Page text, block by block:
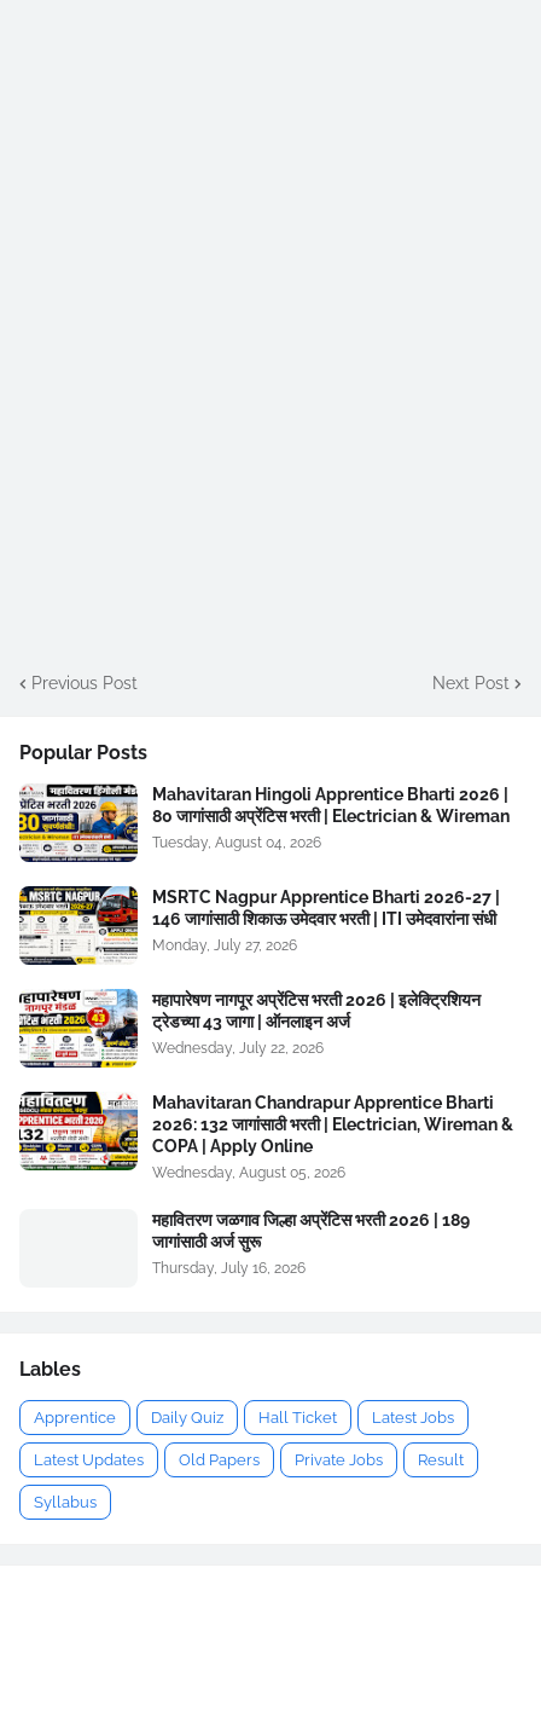
Previous Post Next Post
Popular Posts
Mahavitaran Hingoli Apprentice Bharti 2026 |
80 जागांसाठी अप्रेंटिस भरती | Electrician & Wireman
Tuesday, August 04, 2026
MSRTC Nagpur Apprentice Bharti 2026-27 |
146 जागांसाठी शिकाऊ उमेदवार भरती | ITI उमेदवारांना संधी
Monday, July 27, 2026
महापारेषण नागपूर अप्रेंटिस भरती 2026 | इलेक्ट्रिशियन
ट्रेडच्या 43 जागा | ऑनलाइन अर्ज
Wednesday, July 22, 2026
Mahavitaran Chandrapur Apprentice Bharti
2026: 132 जागांसाठी भरती | Electrician, Wireman &
COPA | Apply Online
Wednesday, August 05, 2026
महावितरण जळगाव जिल्हा अप्रेंटिस भरती 2026 | 189
जागांसाठी अर्ज सुरू
Thursday, July 16, 2026
Lables
Apprentice Daily Quiz Hall Ticket Latest Jobs
Latest Updates Old Papers Private Jobs Result
Syllabus